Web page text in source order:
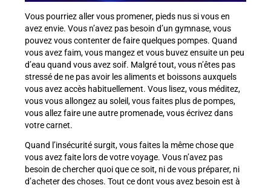
Vous pourriez aller vous promener, pieds nus si vous en
avez envie. Vous n’avez pas besoin d’un gymnase, vous
pouvez vous contenter de faire quelques pompes. Quand
vous avez faim, vous mangez et vous buvez ensuite un peu
d’eau quand vous avez soif. Malgré tout, vous n’êtes pas
stressé de ne pas avoir les aliments et boissons auxquels
vous avez accès habituellement. Vous lisez, vous méditez,
vous vous allongez au soleil, vous faites plus de pompes,
vous allez faire une autre promenade, vous écrivez dans
votre carnet.
Quand l’insécurité surgit, vous faites la même chose que
vous avez faite lors de votre voyage. Vous n’avez pas
besoin de chercher quoi que ce soit, ni de vous préparer, ni
d’acheter des choses. Tout ce dont vous avez besoin est à